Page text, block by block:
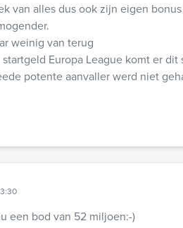
van alles dus ook zijn eigen
weinig van terug
Europa League komt er
potente aanvaller werd niet
een bod van 52 miljoen:-)